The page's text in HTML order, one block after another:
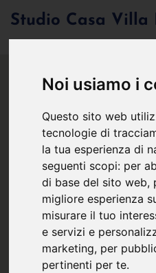
Noi usiamo i
Questo sito web
tecnologie di
la tua esperienza di
seguenti scopi: per
di base del sito web,
migliore esperienza
misurare il tuo
e servizi e
marketing, per
pertinenti per te.
Studio Casa Villa